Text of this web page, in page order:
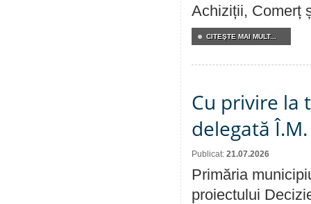
Achiziții, Comerț
CITEŞTE MAI MULT...
Cu privire la
delegată
Publicat: 21.07.2026
Primăria
proiectului